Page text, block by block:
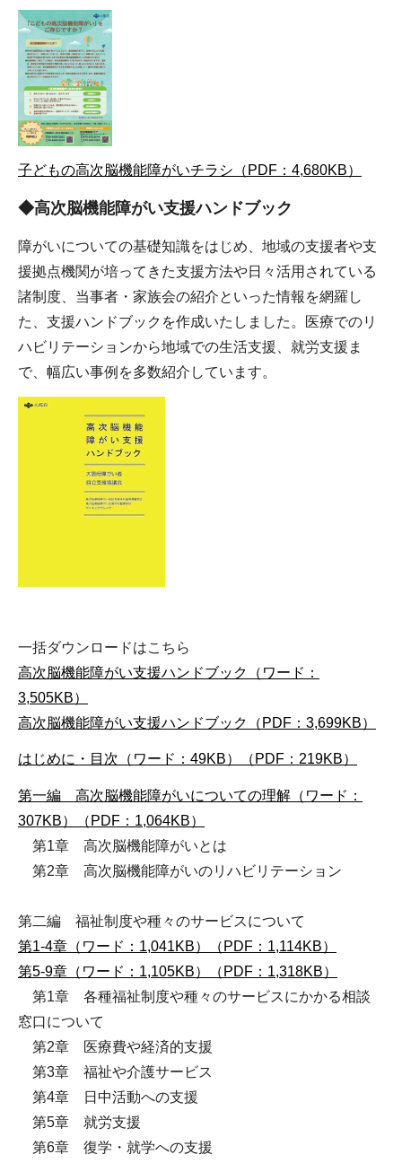
子どもの高次脳機能障がいチラシ（PDF：4,680KB）
◆高次脳機能障がい支援ハンドブック
障がいについての基礎知識をはじめ、地域の支援者や支
援拠点機関が培ってきた支援方法や日々活用されている
諸制度、当事者・家族会の紹介といった情報を網羅し
た、支援ハンドブックを作成いたしました。医療でのリ
ハビリテーションから地域での生活支援、就労支援ま
で、幅広い事例を多数紹介しています。
一括ダウンロードはこちら
高次脳機能障がい支援ハンドブック（ワード：
3,505KB）
高次脳機能障がい支援ハンドブック（PDF：3,699KB）
はじめに・目次（ワード：49KB） （PDF：219KB）
第一編 高次脳機能障がいについての理解（ワード：
307KB）
（PDF：1,064KB）
第1章 高次脳機能障がいとは
第2章 高次脳機能障がいのリハビリテーション
第二編 福祉制度や種々のサービスについて
第1-4章（ワード：1,041KB）
（PDF：1,114KB）
第5-9章（ワード：1,105KB）
（PDF：1,318KB）
第1章 各種福祉制度や種々のサービスにかかる相談
窓口について
第2章 医療費や経済的支援
第3章 福祉や介護サービス
第4章 日中活動への支援
第5章 就労支援
第6章 復学・就学への支援